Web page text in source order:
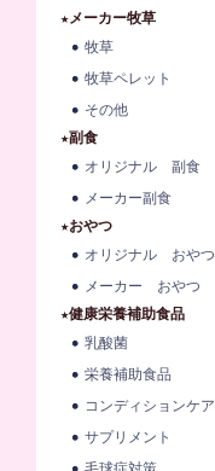
★メーカー牧草
牧草
牧草ペレット
その他
★副食
オリジナル 副食
メーカー副食
★おやつ
オリジナル おやつ
メーカー おやつ
★健康栄養補助食品
乳酸菌
栄養補助食品
コンディションケア
サプリメント